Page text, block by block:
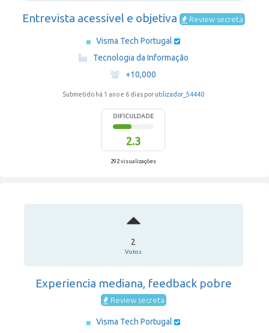
Entrevista acessivel e objetiva Review secreta
Visma Tech Portugal
Tecnologia da Informação
·
+10,000
Submetido há 1 ano e 6 dias por utilizador_54440
DIFICULDADE
2.3
292 visualizações
2
Votos
Experiencia mediana, feedback pobre
Review secreta
Visma Tech Portugal